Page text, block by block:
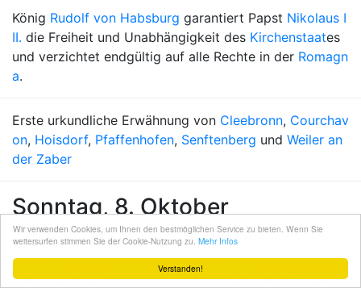
Verstanden!
Wir verwenden Cookies, um Ihnen den bestmöglichen Service zu bieten. Wenn Sie
weitersurfen stimmen Sie der Cookie-Nutzung zu. Mehr Infos
König Rudolf von Habsburg garantiert Papst Nikolaus I
II. die Freiheit und Unabhängigkeit des Kirchenstaates
und verzichtet endgültig auf alle Rechte in der Romagn
a.
Erste urkundliche Erwähnung von Cleebronn, Courchav
on, Hoisdorf, Pfaffenhofen, Senftenberg und Weiler an
der Zaber
Sonntag, 8. Oktober
1066(Julianischer Kalender)
Schlacht von Hastings, (die Schlacht fand eigentlich be
i dem heutigen OrtBattlestatt)Wilhelm der Erobererb